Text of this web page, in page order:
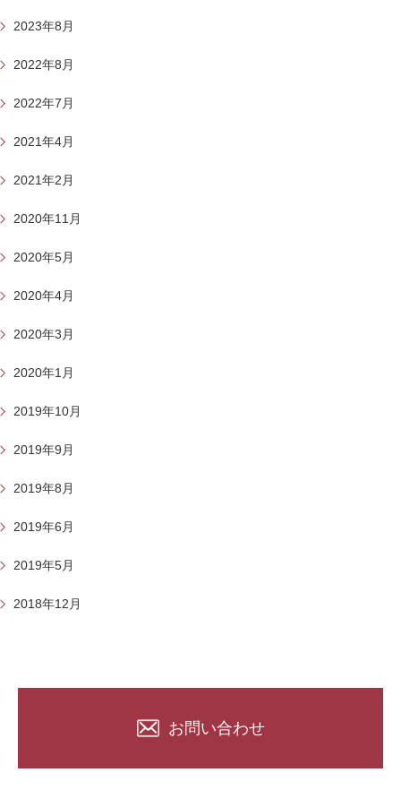
2023年8月
2022年8月
2022年7月
2021年4月
2021年2月
2020年11月
2020年5月
2020年4月
2020年3月
2020年1月
2019年10月
2019年9月
2019年8月
2019年6月
2019年5月
2018年12月
お問い合わせ